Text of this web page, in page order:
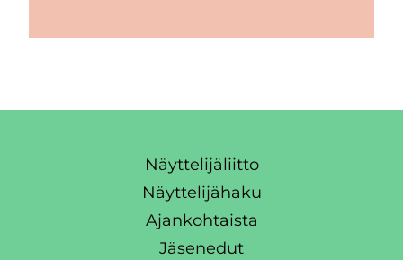
Näyttelijäliitto
Näyttelijähaku
Ajankohtaista
Jäsenedut